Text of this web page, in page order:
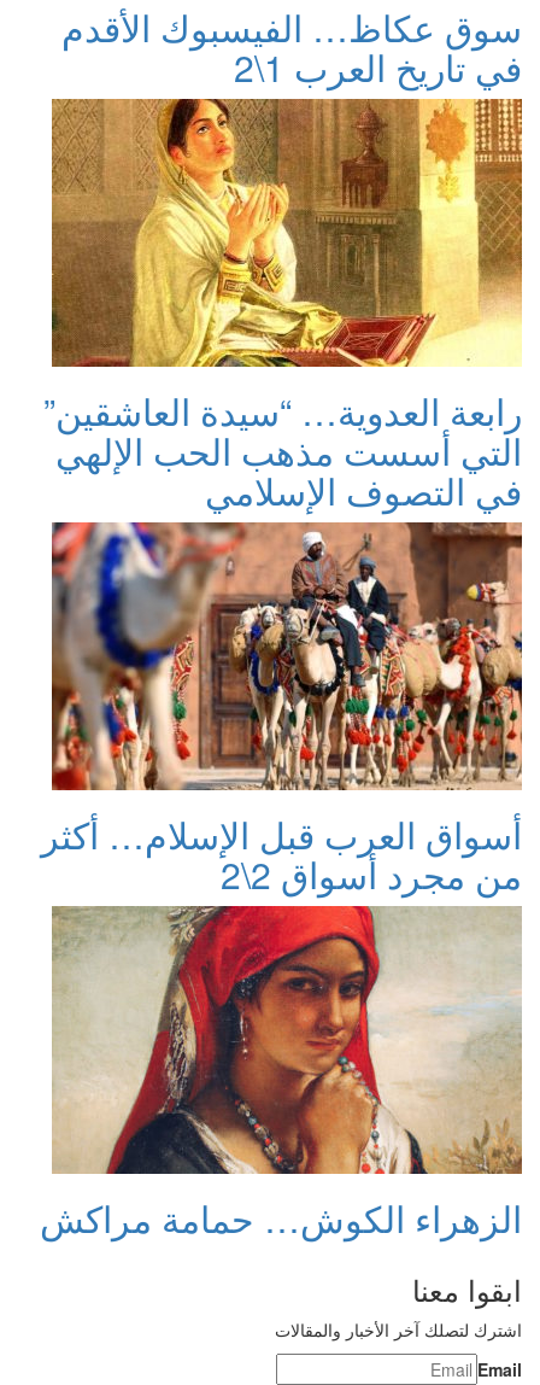
سوق عكاظ… الفيسبوك الأقدم
في تاريخ العرب 1\2
رابعة العدوية… “سيدة العاشقين”
التي أسست مذهب الحب الإلهي
في التصوف الإسلامي
أسواق العرب قبل الإسلام… أكثر
من مجرد أسواق 2\2
الزهراء الكوش… حمامة مراكش
ابقوا معنا
اشترك لتصلك آخر الأخبار والمقالات
Email